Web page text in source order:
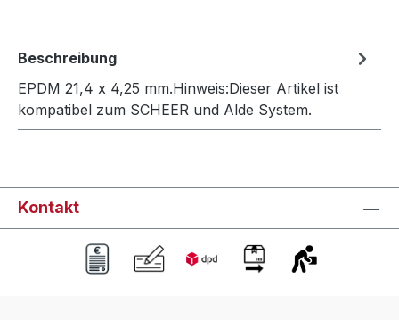
Beschreibung
EPDM 21,4 x 4,25 mm.Hinweis:Dieser Artikel ist
kompatibel zum SCHEER und Alde System.
Kontakt